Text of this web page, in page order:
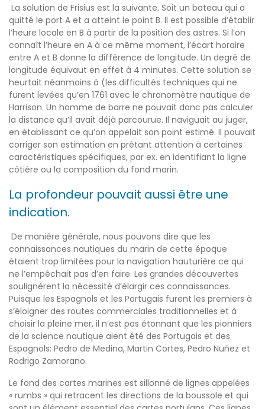
La solution de Frisius est la suivante. Soit un bateau qui a
quitté le port A et a atteint le point B. Il est possible d’établir
l’heure locale en B à partir de la position des astres. Si l’on
connaît l’heure en A à ce même moment, l’écart horaire
entre A et B donne la différence de longitude. Un degré de
longitude équivaut en effet à 4 minutes. Cette solution se
heurtait néanmoins à (les difficultés techniques qui ne
furent levées qu’en 1761 avec le chronomètre nautique de
Harrison. Un homme de barre ne pouvait donc pas calculer
la distance qu’il avait déjà parcourue. Il naviguait au juger,
en établissant ce qu’on appelait son point estimé. Il pouvait
corriger son estimation en prêtant attention à certaines
caractéristiques spécifiques, par ex. en identifiant la ligne
côtière ou la composition du fond marin.
La profondeur pouvait aussi être une
indication.
De manière générale, nous pouvons dire que les
connaissances nautiques du marin de cette époque
étaient trop limitées pour la navigation hauturière ce qui
ne l’empêchait pas d’en faire. Les grandes découvertes
soulignèrent la nécessité d’élargir ces connaissances.
Puisque les Espagnols et les Portugais furent les premiers à
s’éloigner des routes commerciales traditionnelles et à
choisir la pleine mer, il n’est pas étonnant que les pionniers
de la science nautique aient été des Portugais et des
Espagnols: Pedro de Medina, Martin Cortes, Pedro Nuñez et
Rodrigo Zamorano.
Le fond des cartes marines est sillonné de lignes appelées
« rumbs » qui retracent les directions de la boussole et qui